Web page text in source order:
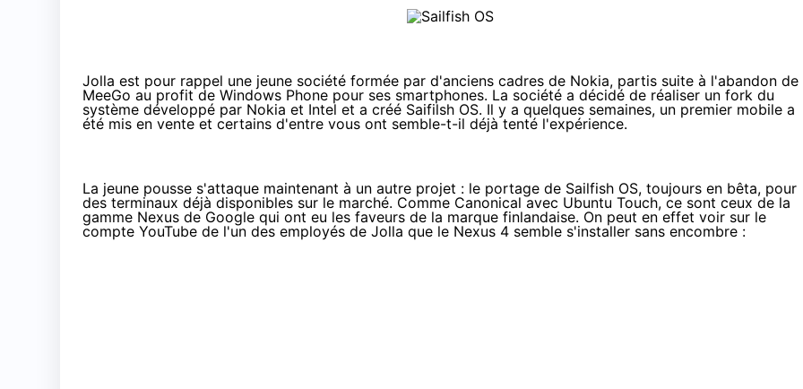
Jolla est pour rappel une jeune société formée par d'anciens cadres de Nokia, partis suite à l'abandon de
MeeGo au profit de Windows Phone pour ses smartphones. La société a décidé de réaliser un fork du
système développé par Nokia et Intel et a créé Saifilsh OS. Il y a quelques semaines, un premier mobile a
été mis en vente et certains d'entre vous ont semble-t-il déjà tenté l'expérience.
La jeune pousse s'attaque maintenant à un autre projet : le portage de Sailfish OS, toujours en bêta, pour
des terminaux déjà disponibles sur le marché. Comme Canonical avec Ubuntu Touch, ce sont ceux de la
gamme Nexus de Google qui ont eu les faveurs de la marque finlandaise. On peut en effet voir sur le
compte YouTube de l'un des employés de Jolla que le Nexus 4 semble s'installer sans encombre :